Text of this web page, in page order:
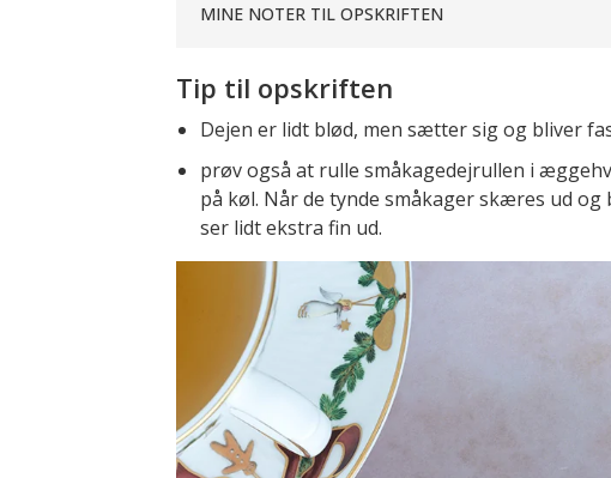
MINE NOTER TIL OPSKRIFTEN
Tip til opskriften
Dejen er lidt blød, men sætter sig og bliver
prøv også at rulle småkagedejrullen i
på køl. Når de tynde småkager skæres ud
ser lidt ekstra fin ud.